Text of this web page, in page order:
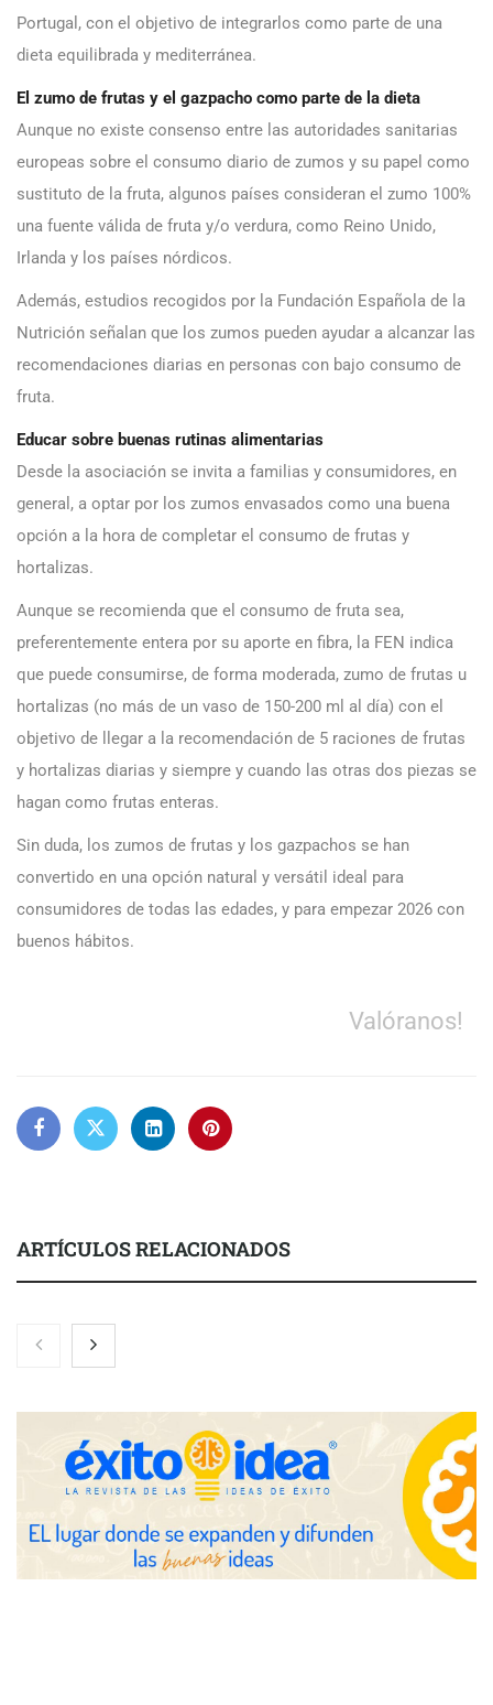
Portugal, con el objetivo de integrarlos como parte de una
dieta equilibrada y mediterránea.
El zumo de frutas y el gazpacho como parte de la dieta
Aunque no existe consenso entre las autoridades sanitarias
europeas sobre el consumo diario de zumos y su papel como
sustituto de la fruta, algunos países consideran el zumo 100%
una fuente válida de fruta y/o verdura, como Reino Unido,
Irlanda y los países nórdicos.
Además, estudios recogidos por la Fundación Española de la
Nutrición señalan que los zumos pueden ayudar a alcanzar las
recomendaciones diarias en personas con bajo consumo de
fruta.
Educar sobre buenas rutinas alimentarias
Desde la asociación se invita a familias y consumidores, en
general, a optar por los zumos envasados como una buena
opción a la hora de completar el consumo de frutas y
hortalizas.
Aunque se recomienda que el consumo de fruta sea,
preferentemente entera por su aporte en fibra, la FEN indica
que puede consumirse, de forma moderada, zumo de frutas u
hortalizas (no más de un vaso de 150-200 ml al día) con el
objetivo de llegar a la recomendación de 5 raciones de frutas
y hortalizas diarias y siempre y cuando las otras dos piezas se
hagan como frutas enteras.
Sin duda, los zumos de frutas y los gazpachos se han
convertido en una opción natural y versátil ideal para
consumidores de todas las edades, y para empezar 2026 con
buenos hábitos.
Valóranos!
ARTÍCULOS RELACIONADOS
Zoomex mejora su Strategy Center con herramientas
avanzadas para trading estratégico
COMPALISS de LYSOTRIC: cuando un solo producto multiplica
las posibilidades del salón profesional
Fundación Mapfre y CISE lanzan el concurso ‘Talento Sénior’
para impulsar ideas innovadoras creadas por y para mayores